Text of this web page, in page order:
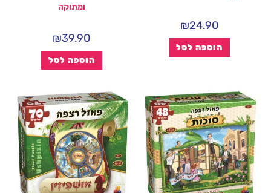
₪24.90
הוספה לסל
ומתוקה
₪39.90
הוספה לסל